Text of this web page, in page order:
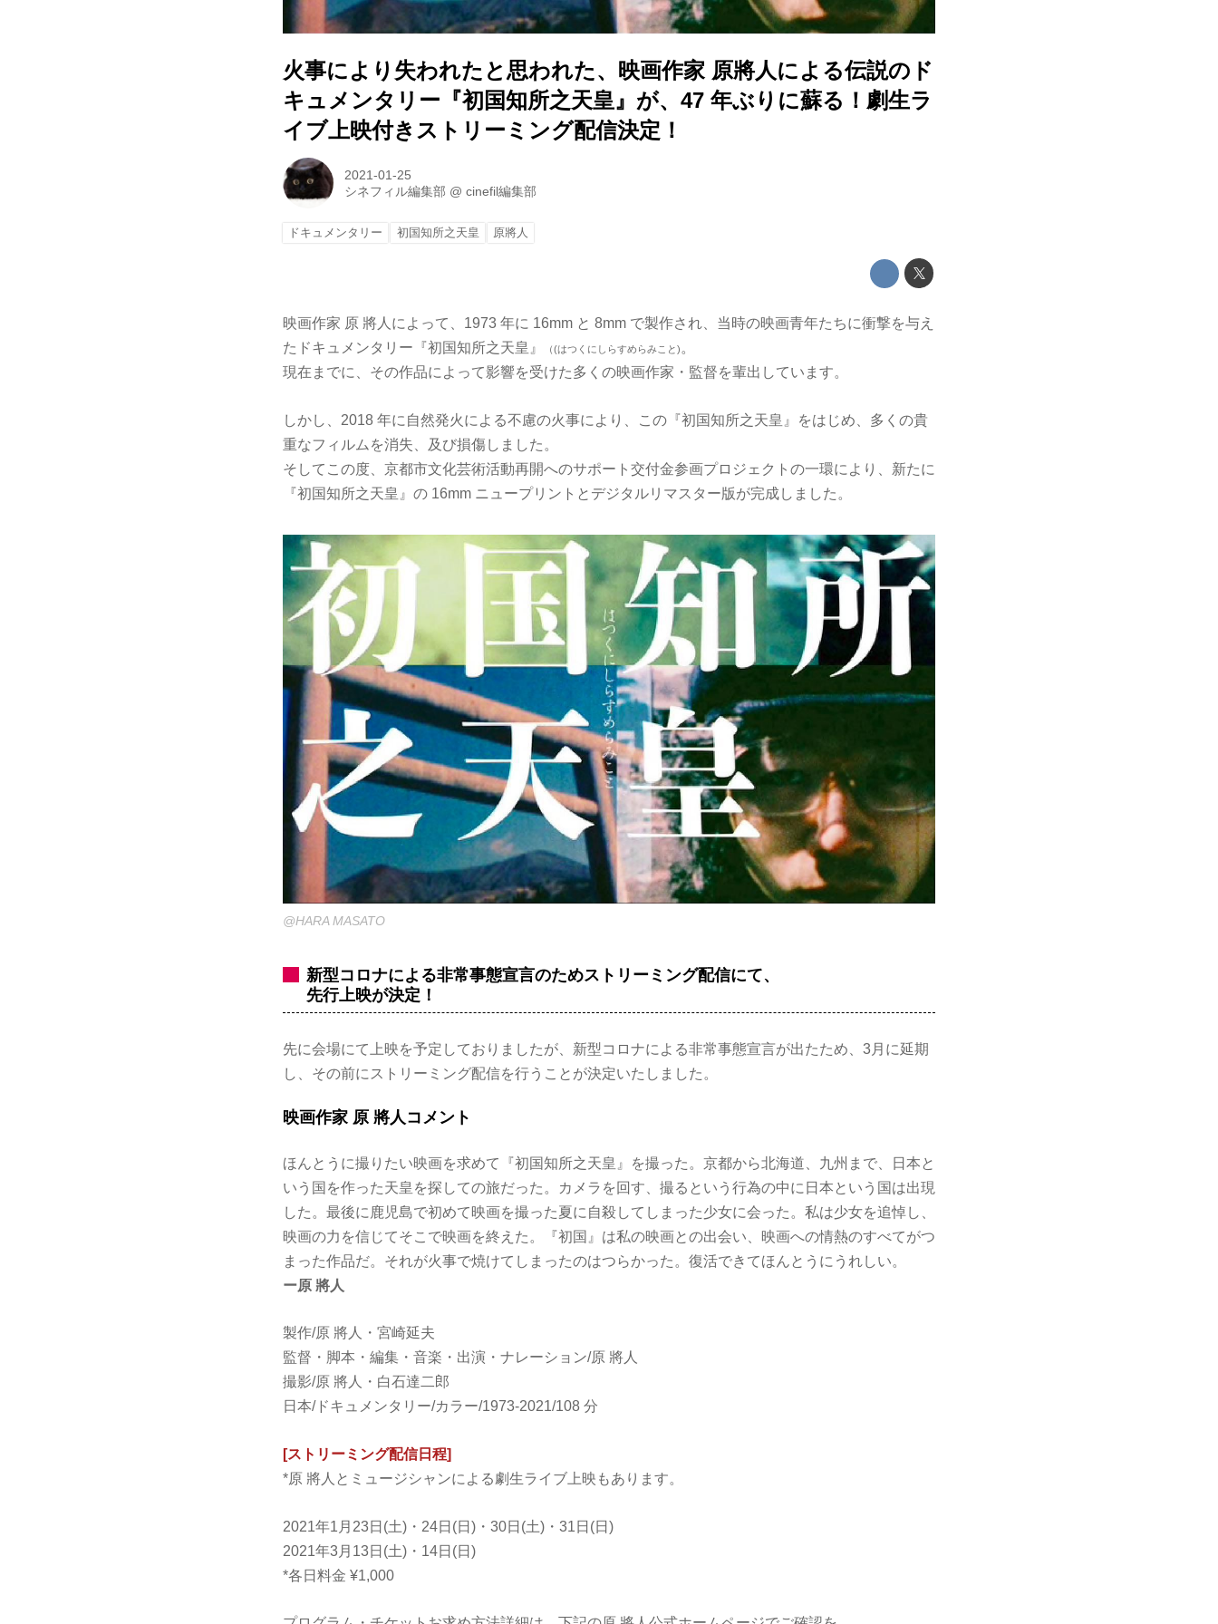
火事により失われたと思われた、映画作家 原將人による伝説のド
キュメンタリー『初国知所之天皇』が、47 年ぶりに蘇る！劇生ラ
イブ上映付きストリーミング配信決定！
2021-01-25
シネフィル編集部 @cinefil編集部
ドキュメンタリー 初国知所之天皇 原將人
映画作家 原 將人によって、1973 年に 16mm と 8mm で製作され、当時の映画青年たちに衝撃を与え
たドキュメンタリー『初国知所之天皇』
（(はつくにしらすめらみこと)。
現在までに、その作品によって影響を受けた多くの映画作家・監督を輩出しています。
しかし、2018 年に自然発火による不慮の火事により、この『初国知所之天皇』をはじめ、多くの貴
重なフィルムを消失、及び損傷しました。
そしてこの度、京都市文化芸術活動再開へのサポート交付金参画プロジェクトの一環により、新たに
『初国知所之天皇』の 16mm ニュープリントとデジタルリマスター版が完成しました。
@HARA MASATO
新型コロナによる非常事態宣言のためストリーミング配信にて、
先行上映が決定！
先に会場にて上映を予定しておりましたが、新型コロナによる非常事態宣言が出たため、3月に延期
し、その前にストリーミング配信を行うことが決定いたしました。
映画作家 原 將人コメント
ほんとうに撮りたい映画を求めて『初国知所之天皇』を撮った。京都から北海道、九州まで、日本と
いう国を作った天皇を探しての旅だった。カメラを回す、撮るという行為の中に日本という国は出現
した。最後に鹿児島で初めて映画を撮った夏に自殺してしまった少女に会った。私は少女を追悼し、
映画の力を信じてそこで映画を終えた。『初国』は私の映画との出会い、映画への情熱のすべてがつ
まった作品だ。それが火事で焼けてしまったのはつらかった。復活できてほんとうにうれしい。
ー原 將人
製作/原 將人・宮崎延夫
監督・脚本・編集・音楽・出演・ナレーション/原 將人
撮影/原 將人・白石達二郎
日本/ドキュメンタリー/カラー/1973-2021/108 分
[ストリーミング配信日程]
*原 將人とミュージシャンによる劇生ライブ上映もあります。
2021年1月23日(土)・24日(日)・30日(土)・31日(日)
2021年3月13日(土)・14日(日)
*各日料金 ¥1,000